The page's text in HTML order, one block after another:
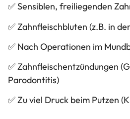
✅ Sensiblen, freiliegenden
✅ Zahnfleischbluten (z.B. in
✅ Nach Operationen im
✅ Zahnfleischentzündungen
Parodontitis)
✅ Zu viel Druck beim Putzen